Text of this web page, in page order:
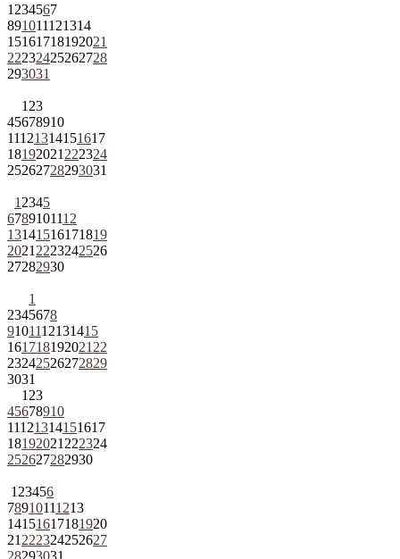
1 234567
891011121314
15161718192021
22232425262728
293031
1 23
45678910
11121314151617
18192021 222324
25262728293031
1 2345
6789101112
13141516171819
2021 2223242526
27282930
1
2345678
9101112131415
161718192021 22
23242526272829
3031
1 23
45678910
11121314151617
18192021 222324
252627282930
1 23456
78910111213
14151617181920
21 222324252627
28293031